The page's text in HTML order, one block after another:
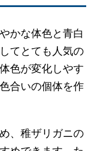
かな体色と青白
てとても人気の
色が変化しやす
合いの個体を作
、稚ザリガニの